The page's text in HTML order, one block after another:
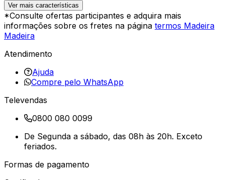
Ver mais características
*Consulte ofertas participantes e adquira mais
informações sobre os fretes na página termos Madeira
Madeira
Atendimento
Ajuda
Compre pelo WhatsApp
Televendas
0800 080 0099
De Segunda a sábado, das 08h às 20h. Exceto
feriados.
Formas de pagamento